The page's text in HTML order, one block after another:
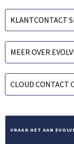
MEER OVER
CLOUD CONTACT
VRAAG HET AAN